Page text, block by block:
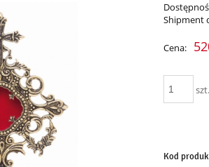
Shipment
Cena:
szt.
Kod